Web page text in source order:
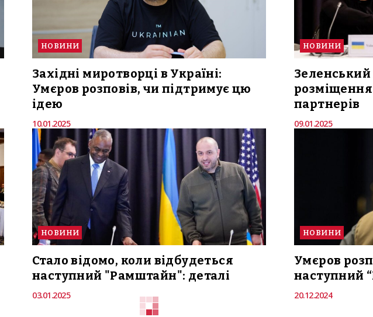
НОВИНИ
Західні миротворці в Україні:
Умєров розповів, чи підтримує цю
ідею
10.01.2025
НОВИНИ
розміщення
партнерів
09.01.2025
НОВИНИ
Стало відомо, коли відбудеться
наступний "Рамштайн": деталі
03.01.2025
НОВИНИ
Умєров
наступний
20.12.2024